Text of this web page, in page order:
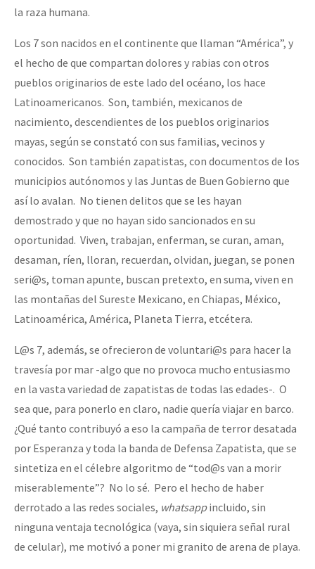
la raza humana.
Los 7 son nacidos en el continente que llaman “América”, y
el hecho de que compartan dolores y rabias con otros
pueblos originarios de este lado del océano, los hace
Latinoamericanos. Son, también, mexicanos de
nacimiento, descendientes de los pueblos originarios
mayas, según se constató con sus familias, vecinos y
conocidos. Son también zapatistas, con documentos de los
municipios autónomos y las Juntas de Buen Gobierno que
así lo avalan. No tienen delitos que se les hayan
demostrado y que no hayan sido sancionados en su
oportunidad. Viven, trabajan, enferman, se curan, aman,
desaman, ríen, lloran, recuerdan, olvidan, juegan, se ponen
seri@s, toman apunte, buscan pretexto, en suma, viven en
las montañas del Sureste Mexicano, en Chiapas, México,
Latinoamérica, América, Planeta Tierra, etcétera.
L@s 7, además, se ofrecieron de voluntari@s para hacer la
travesía por mar -algo que no provoca mucho entusiasmo
en la vasta variedad de zapatistas de todas las edades-. O
sea que, para ponerlo en claro, nadie quería viajar en barco.
¿Qué tanto contribuyó a eso la campaña de terror desatada
por Esperanza y toda la banda de Defensa Zapatista, que se
sintetiza en el célebre algoritmo de “tod@s van a morir
miserablemente”? No lo sé. Pero el hecho de haber
derrotado a las redes sociales, whatsappincluido, sin
ninguna ventaja tecnológica (vaya, sin siquiera señal rural
de celular), me motivó a poner mi granito de arena de playa.